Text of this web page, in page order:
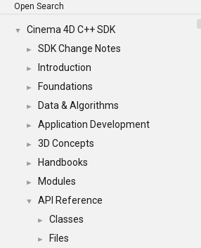
Open Search
▼ Cinema 4D C++ SDK
► SDK Change Notes
► Introduction
► Foundations
► Data & Algorithms
► Application Development
► 3D Concepts
► Handbooks
► Modules
▼ API Reference
► Classes
► Files